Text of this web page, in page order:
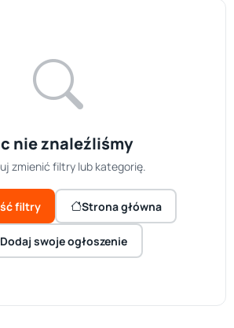
nie znaleźliśmy
zmienić filtry lub kategorię.
filtry Strona główna
Dodaj swoje ogłoszenie